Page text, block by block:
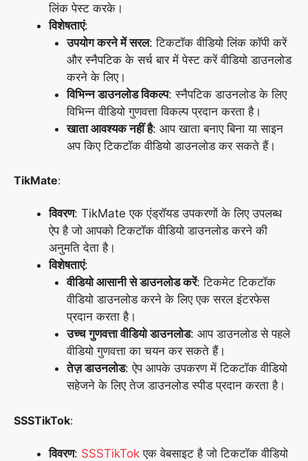
लिंक पेस्ट करके।
विशेषताएं:
उपयोग करने में सरल: टिकटॉक वीडियो लिंक कॉपी करें
और स्नैपटिक के सर्च बार में पेस्ट करें वीडियो डाउनलोड
करने के लिए।
विभिन्न डाउनलोड विकल्प: स्नैपटिक डाउनलोड के लिए
विभिन्न वीडियो गुणवत्ता विकल्प प्रदान करता है।
खाता आवश्यक नहीं है: आप खाता बनाए बिना या साइन
अप किए टिकटॉक वीडियो डाउनलोड कर सकते हैं।
TikMate:
विवरण: TikMate एक एंड्रॉयड उपकरणों के लिए उपलब्ध
ऐप है जो आपको टिकटॉक वीडियो डाउनलोड करने की
अनुमति देता है।
विशेषताएं:
वीडियो आसानी से डाउनलोड करें: टिकमेट टिकटॉक
वीडियो डाउनलोड करने के लिए एक सरल इंटरफेस
प्रदान करता है।
उच्च गुणवत्ता वीडियो डाउनलोड: आप डाउनलोड से पहले
वीडियो गुणवत्ता का चयन कर सकते हैं।
तेज़ डाउनलोड: ऐप आपके उपकरण में टिकटॉक वीडियो
सहेजने के लिए तेज डाउनलोड स्पीड प्रदान करता है।
SSSTikTok:
विवरण: SSSTikTok एक वेबसाइट है जो टिकटॉक वीडियो